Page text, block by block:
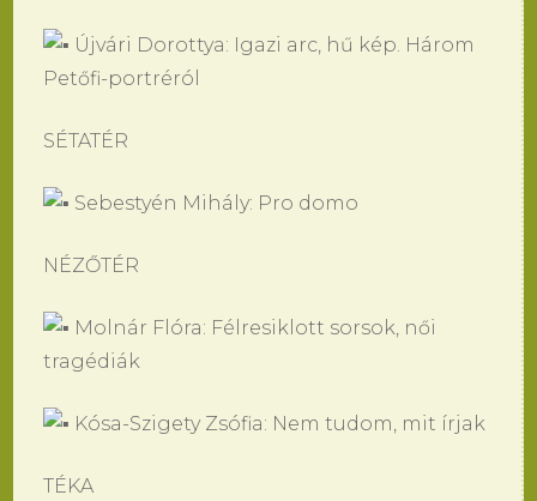
Újvári Dorottya: Igazi arc, hű kép. Három
Petőfi-portréról
SÉTATÉR
Sebestyén Mihály: Pro domo
NÉZŐTÉR
Molnár Flóra: Félresiklott sorsok, női
tragédiák
Kósa-Szigety Zsófia: Nem tudom, mit írjak
TÉKA